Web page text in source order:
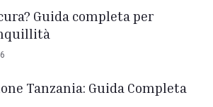
Guida completa per
Tanzania: Guida Completa